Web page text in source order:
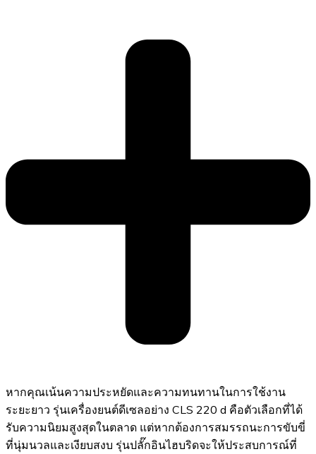
หากคุณเน้นความประหยัดและความทนทานในการใช้งาน
ระยะยาว รุ่นเครื่องยนต์ดีเซลอย่าง CLS 220 d คือตัวเลือกที่ได้
รับความนิยมสูงสุดในตลาด แต่หากต้องการสมรรถนะการขับขี่
ที่นุ่มนวลและเงียบสงบ รุ่นปลั๊กอินไฮบริดจะให้ประสบการณ์ที่